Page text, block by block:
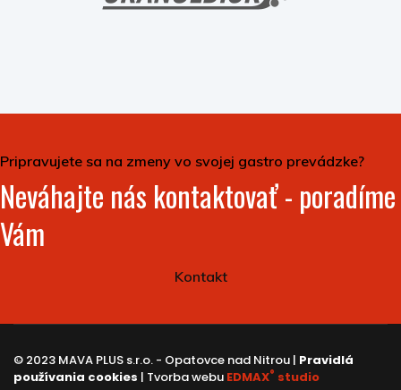
Pripravujete sa na zmeny vo svojej gastro prevádzke?
Neváhajte nás kontaktovať - poradíme
Vám
Kontakt
© 2023 MAVA PLUS s.r.o. - Opatovce nad Nitrou | Pravidlá
používania cookies | Tvorba webu EDMAX® studio